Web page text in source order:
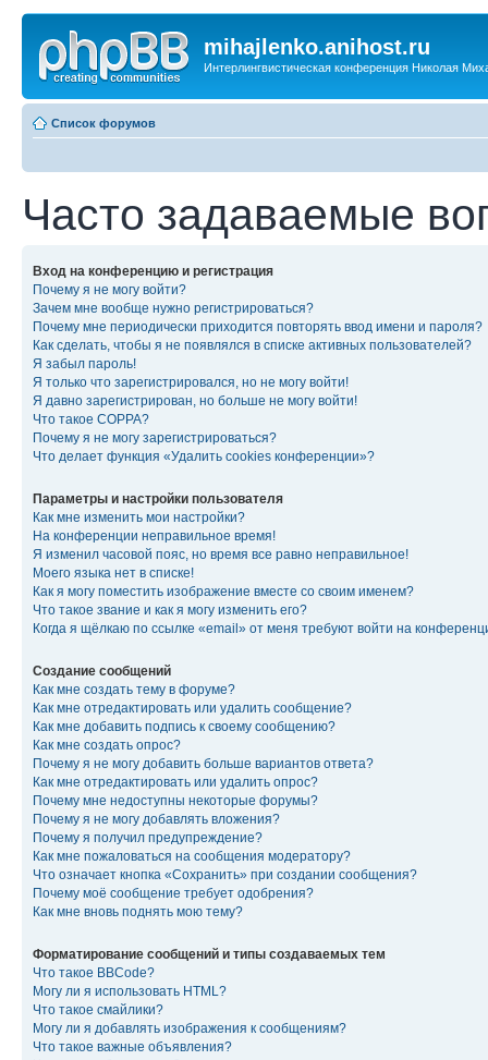
mihajlenko.anihost.ru
Интерлингвистическая конференция Николая
Список форумов
Часто задаваемые
Вход на конференцию и регистрация
Почему я не могу войти?
Зачем мне вообще нужно регистрироваться?
Почему мне периодически приходится повторять ввод имени и пароля?
Как сделать, чтобы я не появлялся в списке активных пользователей?
Я забыл пароль!
Я только что зарегистрировался, но не могу войти!
Я давно зарегистрирован, но больше не могу войти!
Что такое COPPA?
Почему я не могу зарегистрироваться?
Что делает функция «Удалить cookies конференции»?
Параметры и настройки пользователя
Как мне изменить мои настройки?
На конференции неправильное время!
Я изменил часовой пояс, но время все равно неправильное!
Моего языка нет в списке!
Как я могу поместить изображение вместе со своим именем?
Что такое звание и как я могу изменить его?
Когда я щёлкаю по ссылке «email» от меня требуют войти на
Создание сообщений
Как мне создать тему в форуме?
Как мне отредактировать или удалить сообщение?
Как мне добавить подпись к своему сообщению?
Как мне создать опрос?
Почему я не могу добавить больше вариантов ответа?
Как мне отредактировать или удалить опрос?
Почему мне недоступны некоторые форумы?
Почему я не могу добавлять вложения?
Почему я получил предупреждение?
Как мне пожаловаться на сообщения модератору?
Что означает кнопка «Сохранить» при создании сообщения?
Почему моё сообщение требует одобрения?
Как мне вновь поднять мою тему?
Форматирование сообщений и типы создаваемых тем
Что такое BBCode?
Могу ли я использовать HTML?
Что такое смайлики?
Могу ли я добавлять изображения к сообщениям?
Что такое важные объявления?